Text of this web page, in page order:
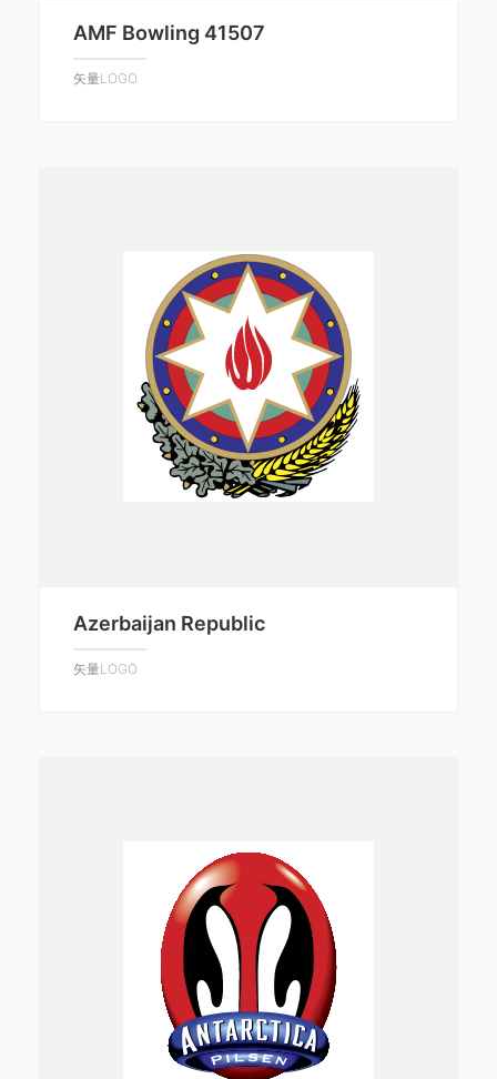
AMF Bowling 41507
矢量LOGO
Azerbaijan Republic
矢量LOGO